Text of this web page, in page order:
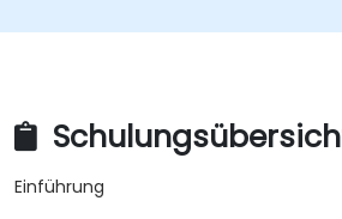
Einführung